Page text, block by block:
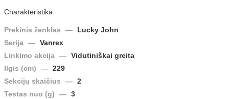
Charakteristika
Prekinis ženklas —
Lucky John
Serija — Vanrex
Linkimo akcija — Vidutiniškai greita
Ilgis (cm)
— 229
Sekcijų skaičius
— 2
Testas nuo (g)
— 3